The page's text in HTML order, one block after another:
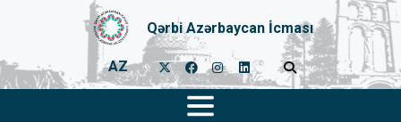
Qərbi Azərbaycan İcması
AZ